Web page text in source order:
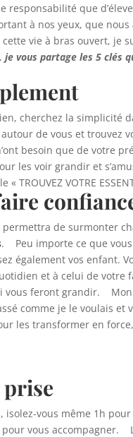
que
à nos yeux, que nous
vie à bras ouvert, je
je vous partage les 5 clés
cherchez la simplicité
de vous et
besoin que de votre
les voir grandir et
VOTRE
de surmonter
. Peu importe ce que
également vos enfant.
et à celui de
vous feront grandir.
comme je le voulais et
les transformer en
prise
vous même 1h
vous